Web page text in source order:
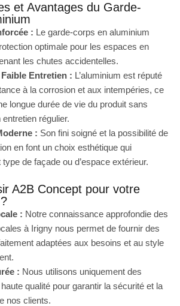
et Avantages du Garde-
: Le garde-corps en aluminium
optimale pour les espaces en
les chutes accidentelles.
Entretien : L’aluminium est réputé
à la corrosion et aux intempéries, ce
longue durée de vie du produit sans
régulier.
: Son fini soigné et la possibilité de
en font un choix esthétique qui
de façade ou d’espace extérieur.
A2B Concept pour votre
: Notre connaissance approfondie des
à Irigny nous permet de fournir des
adaptées aux besoins et au style
: Nous utilisons uniquement des
qualité pour garantir la sécurité et la
nos clients.